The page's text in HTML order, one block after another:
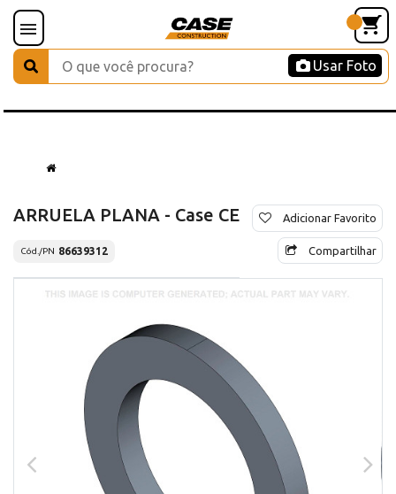
Usar Foto
ARRUELA PLANA - Case CE
Cód./PN 86639312
Adicionar Favorito
Compartilhar